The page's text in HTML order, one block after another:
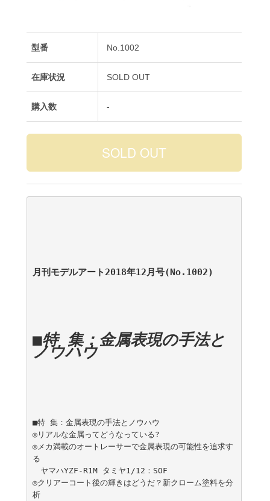
型番 No.1002
在庫状況 SOLD OUT
購入数 -
■特 集：金属表現の手法と
ノウハウ
■特 集：金属表現の手法とノウハウ
◎リアルな金属ってどうなっている?
◎メカ満載のオートレーサーで金属表現の可能性を追求す
る
ヤマハYZF-R1M タミヤ1/12：SOF
◎クリアーコート後の輝きはどうだ？新クローム塗料を分
析